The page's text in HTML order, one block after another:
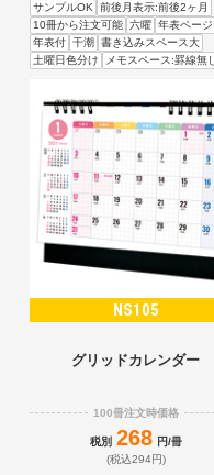
サンプルOK
前後月表示:前後2ヶ月
10冊から注文可能 六曜 年表ページ
年表付 干潮 書き込みスペース大
土曜日色分け
メモスペース:罫線無し
NS105
グリッドカレンダー
100冊注文時価格
税別 268 円/冊
(税込294円)